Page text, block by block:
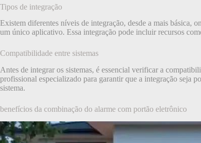
Tipos de integração
Existem diferentes níveis de integração, desde a mais básica,
um único aplicativo. Essa integração pode incluir recursos
Compatibilidade entre sistemas
Antes de integrar os sistemas, é essencial verificar a
profissional especializado para garantir que a integração seja
sistema.
benefícios da combinação do alarme com portão eletrônico